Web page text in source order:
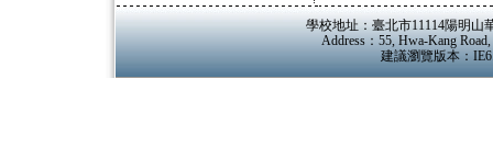
學校地址：臺北市11114陽明山
Address：55, Hwa-Kang
建議瀏覽版本：